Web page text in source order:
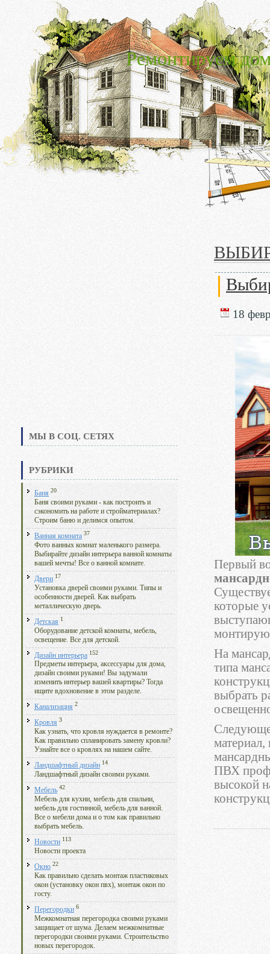
Ремонтируем
МЫ В СОЦ. СЕТЯХ
РУБРИКИ
Баня 20
Баня своими руками - как построить и
сэкономить на работе и стройматериалах?
Строим баню и делимся опытом.
Ванная комната 37
Фото ванных комнат маленького размера.
Выбирайте дизайн интерьера ванной комнаты
вашей мечты! Все о ванной комнате.
Двери 17
Установка дверей своими руками. Типы и
особенности дверей. Как выбрать
металлическую дверь.
Детская 1
Оборудование детской комнаты, мебель,
освещение. Все для детской.
Дизайн интерьера 152
Предметы интерьера, аксессуары для дома,
дизайн своими руками! Вы задумали
изменить интерьер вашей квартиры? Тогда
ищите вдохновение в этом разделе.
Канализация 2
Кровля 3
Как узнать, что кровля нуждается в ремонте?
Как правильно спланировать замену кровли?
Узнайте все о кровлях на нашем сайте.
Ландшафтный дизайн 14
Ландшафтный дизайн своими руками.
Мебель 42
Мебель для кухни, мебель для спальни,
мебель для гостинной, мебель для ванной.
Все о мебели дома и о том как правильно
выбрать мебель.
Новости 113
Новости проекта
Окно 22
Как правильно сделать монтаж пластиковых
окон (установку окон пвх), монтаж окон по
госту.
Перегородки 6
Межкомнатная перегородка своими руками
защищает от шума. Делаем межкомнатные
перегородки своими руками. Строительство
новых перегородок.
18
Первый
которые
На
типа
выбрать
ПВХ
высокой